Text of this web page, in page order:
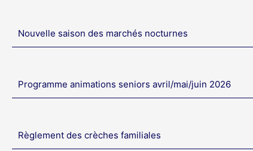
Nouvelle saison des marchés nocturnes
Programme animations seniors avril/mai/juin 2026
Règlement des crèches familiales